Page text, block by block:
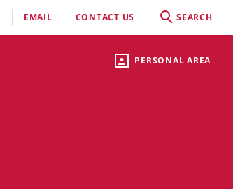
PERSONAL AREA
EMAIL CONTACT US SEARCH